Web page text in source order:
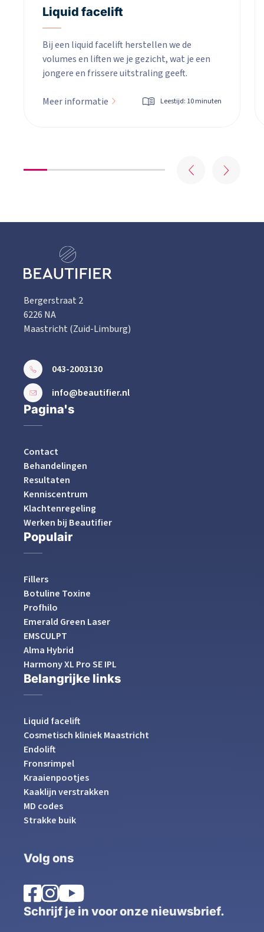
Liquid facelift
Bij een liquid facelift herstellen we de
volumes en liften we je gezicht, wat je een
jongere en frissere uitstraling geeft.
Meer informatie Leestijd: 10 minuten
Bergerstraat 2
6226 NA
Maastricht (Zuid-Limburg)
043-2003130
info@beautifier.nl
Pagina's
Contact
Behandelingen
Resultaten
Kenniscentrum
Klachtenregeling
Werken bij Beautifier
Populair
Fillers
Botuline Toxine
Profhilo
Emerald Green Laser
EMSCULPT
Alma Hybrid
Harmony XL Pro SE IPL
Belangrijke links
Liquid facelift
Cosmetisch kliniek Maastricht
Endolift
Fronsrimpel
Kraaienpootjes
Kaaklijn verstrakken
MD codes
Strakke buik
Volg ons
Schrijf je in voor onze nieuwsbrief.